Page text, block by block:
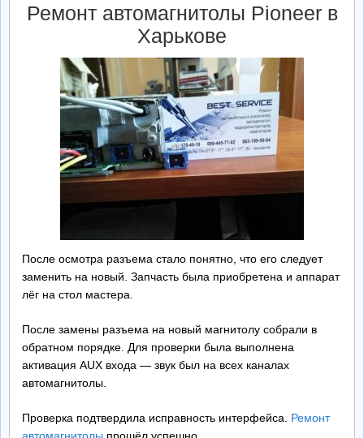
Ремонт автомагнитолы Pioneer в
Харькове
После осмотра разъема стало понятно, что его следует
заменить на новый. Запчасть была приобретена и аппарат
лёг на стол мастера.
После замены разъема на новый магнитолу собрали в
обратном порядке. Для проверки была выполнена
активация AUX входа — звук был на всех каналах
автомагнитолы.
Проверка подтвердила исправность интерфейса. Ремонт